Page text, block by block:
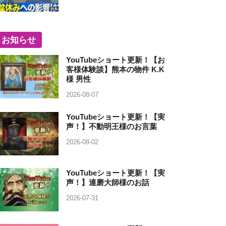
お知らせ
YouTubeショート更新！【お
客様体験談】熊本の物件 K.K
様 男性
2026-08-07
YouTubeショート更新！【実
声！】不動明王様のお言葉
2026-08-02
YouTubeショート更新！【実
声！】達磨大師様のお話
2026-07-31